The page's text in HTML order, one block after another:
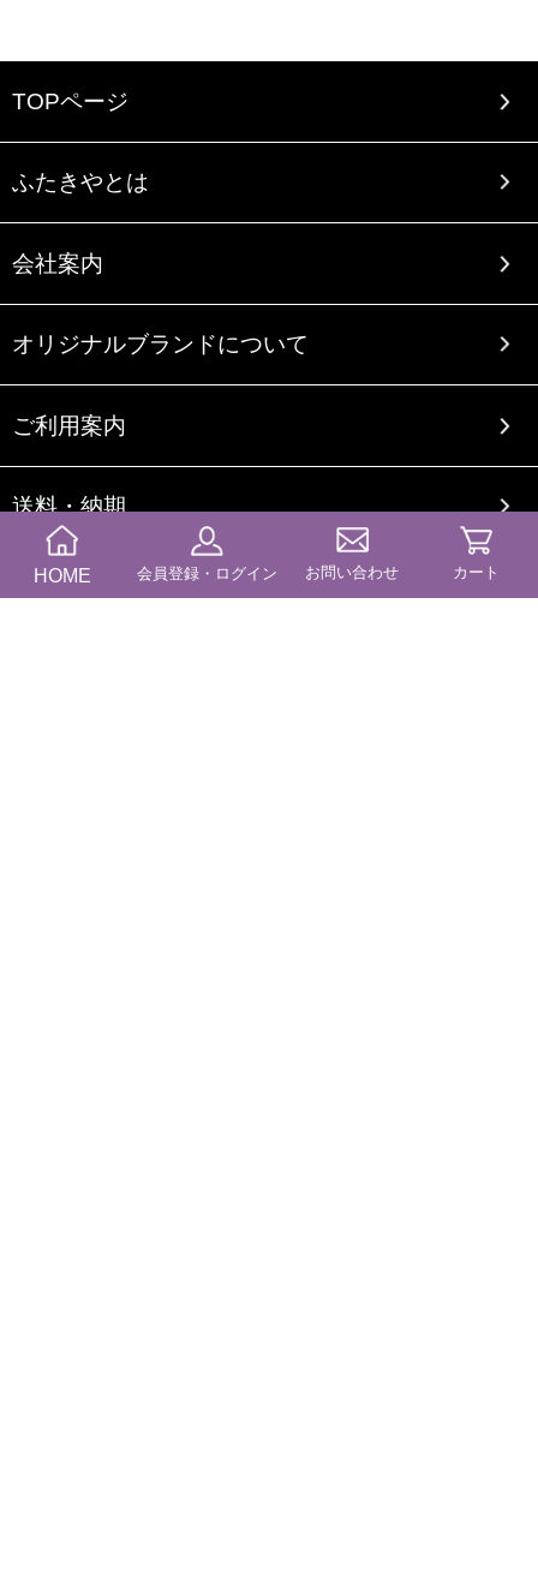
TOPページ
ふたきやとは
会社案内
オリジナルブランドについて
ご利用案内
送料・納期
商品カテゴリー
HOME 会員登録・ログイン お問い合わせ カート